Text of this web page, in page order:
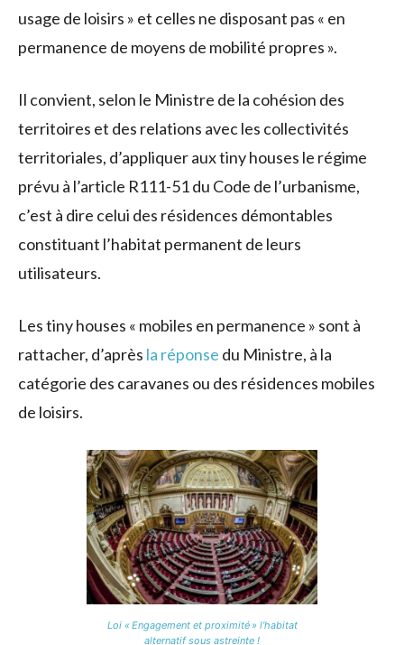
usage de loisirs » et celles ne disposant pas « en
permanence de moyens de mobilité propres ».
Il convient, selon le Ministre de la cohésion des
territoires et des relations avec les collectivités
territoriales, d’appliquer aux tiny houses le régime
prévu à l’article R111-51 du Code de l’urbanisme,
c’est à dire celui des résidences démontables
constituant l’habitat permanent de leurs
utilisateurs.
Les tiny houses « mobiles en permanence » sont à
rattacher, d’après la réponse du Ministre, à la
catégorie des caravanes ou des résidences mobiles
de loisirs.
Loi « Engagement et proximité » l’habitat
alternatif sous astreinte !